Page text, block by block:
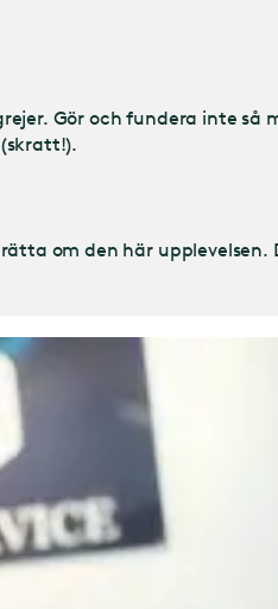
Gör och fundera inte
om den här